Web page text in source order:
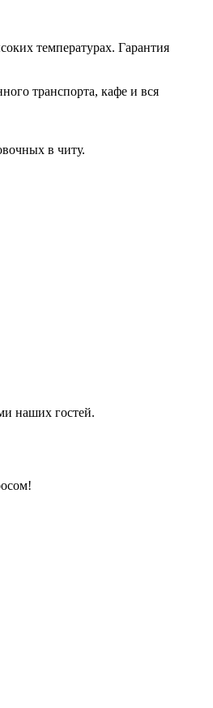
температурах. Гарантия
транспорта, кафе и вся
в читу.
наших гостей.